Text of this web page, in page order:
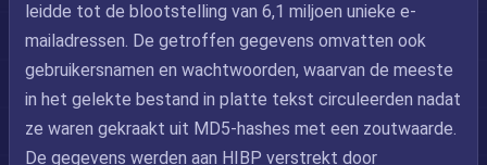
leidde tot de blootstelling van 6,1 miljoen unieke e-
mailadressen. De getroffen gegevens omvatten ook
gebruikersnamen en wachtwoorden, waarvan de meeste
in het gelekte bestand in platte tekst circuleerden nadat
ze waren gekraakt uit MD5-hashes met een zoutwaarde.
De gegevens werden aan HIBP verstrekt door